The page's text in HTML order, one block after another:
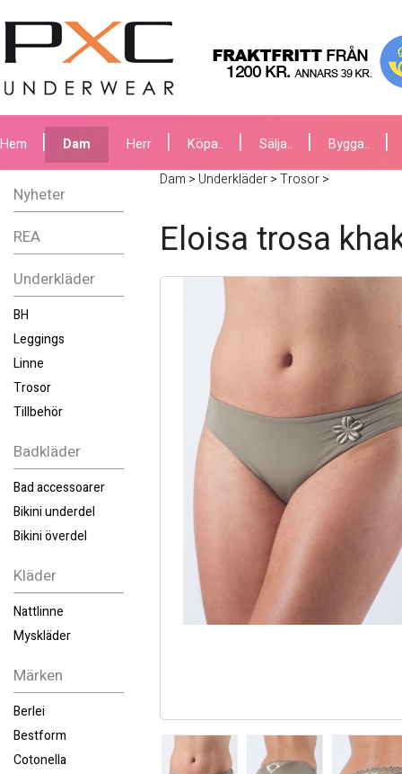
Hem Dam Herr Köpa.. Sälja.. Bygga..
Nyheter
REA
Underkläder
BH
Leggings
Linne
Trosor
Tillbehör
Badkläder
Bad accessoarer
Bikini underdel
Bikini överdel
Kläder
Nattlinne
Myskläder
Märken
Berlei
Bestform
Cotonella
Dam > Underkläder>Trosor>
Eloisa trosa